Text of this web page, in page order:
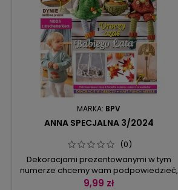
MARKA: BPV
ANNA SPECJALNA 3/2024
(0)
Dekoracjami prezentowanymi w tym
numerze chcemy wam podpowiedzieć,
co ciekawego można stworzyć, ile
9,99 zł